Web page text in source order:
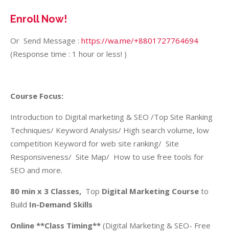
Enroll Now!
Or Send Message : https://wa.me/+8801727764694
(Response time : 1 hour or less! )
Course Focus:
Introduction to Digital marketing & SEO /Top Site Ranking
Techniques/ Keyword Analysis/ High search volume, low
competition Keyword for web site ranking/ Site
Responsiveness/ Site Map/ How to use free tools for
SEO and more.
80 min x 3 Classes, Top Digital Marketing Course to
Build In-Demand Skills
Online **Class Timing** (Digital Marketing & SEO- Free